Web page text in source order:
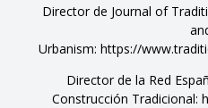
Director de Journal of
Urbanism: https://
Director de la Red
Construcción Tradicional: